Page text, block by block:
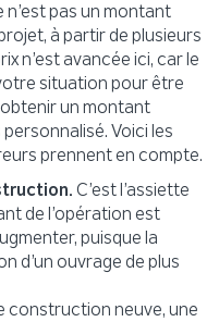
n’est pas un montant
à partir de plusieurs
n’est avancée ici, car le
situation pour être
un montant
Voici les
prennent en compte.
C’est l’assiette
de l’opération est
puisque la
d’un ouvrage de plus
construction neuve, une